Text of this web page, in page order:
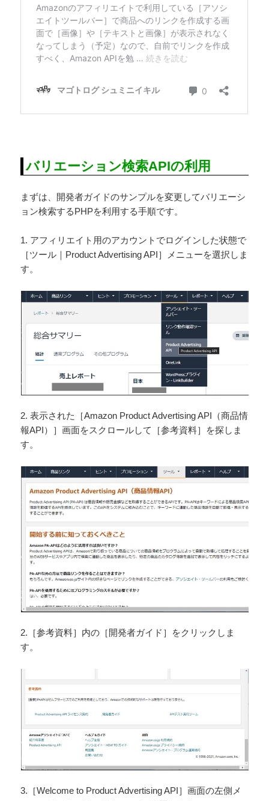
バリエーション検索APIの利用
まずは、開発者ガイドのサンプルを変更してバリエーシ
ョン検索するPHPを利用する手順です。
1. アフィリエイト用のアカウントでログインした状態で
［ツール｜Product Advertising API］メニューを選択しま
す。
2. 表示された［Amazon Product Advertising API（商品情
報API）］画面をスクロールして［参考資料］を探しま
す。
2.［参考資料］内の［開発者ガイド］をクリックしま
す。
3.［Welcome to Product Advertising API］画面の左側メ